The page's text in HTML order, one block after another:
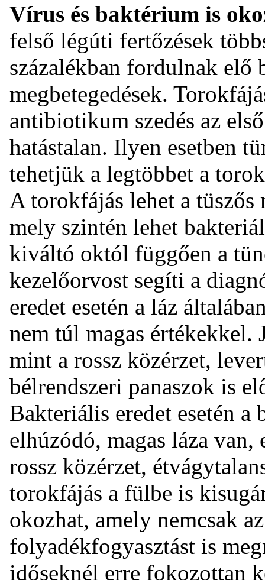
Vírus és baktérium is
felső légúti fertőzések
százalékban fordulnak elő
megbetegedések.
antibiotikum szedés az
hatástalan. Ilyen esetben
tehetjük a legtöbbet a
A torokfájás lehet a
mely szintén lehet
kiváltó októl függően a
kezelőorvost segíti a
eredet esetén a láz
nem túl magas értékekkel.
mint a rossz közérzet,
bélrendszeri panaszok is
Bakteriális eredet esetén
elhúzódó, magas láza van,
rossz közérzet,
torokfájás a fülbe is
okozhat, amely nemcsak
folyadékfogyasztást is
időseknél erre fokozottan